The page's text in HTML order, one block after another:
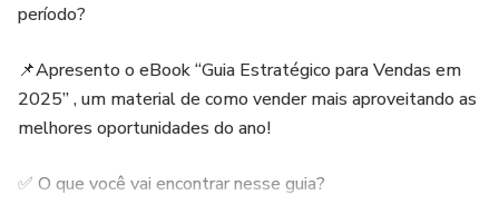
período?
📌Apresento o eBook “Guia Estratégico para Vendas em
2025” , um material de como vender mais aproveitando as
melhores oportunidades do ano!
✅ O que você vai encontrar nesse guia?